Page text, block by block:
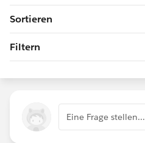
Sortieren
Filtern
Eine Frage stellen...